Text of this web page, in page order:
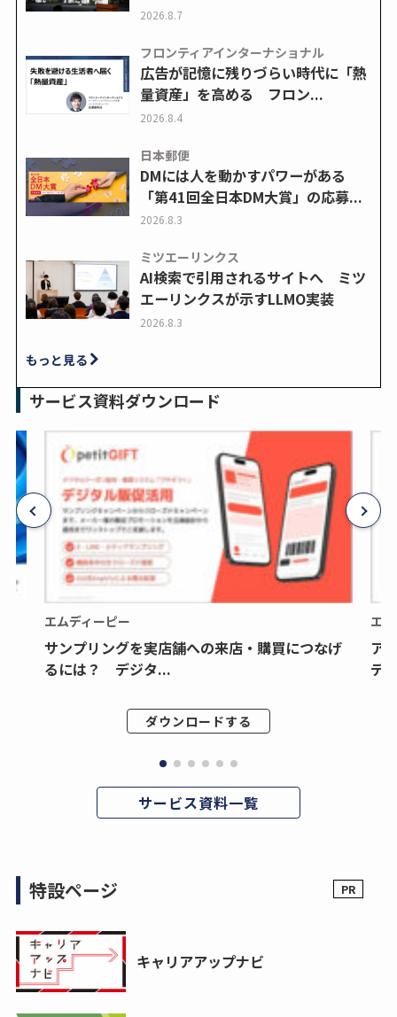
2026.8.7
フロンティアインターナショナル
広告が記憶に残りづらい時代に「熱
量資産」を高める フロン...
2026.8.4
日本郵便
DMには人を動かすパワーがある
「第41回全日本DM大賞」の応募...
2026.8.3
ミツエーリンクス
AI検索で引用されるサイトへ ミツ
エーリンクスが示すLLMO実装
2026.8.3
もっと見る
サービス資料ダウンロード
エムディーピー
サンプリングを実店舗への来店・購買につなげ
るには？ デジタ...
ダウンロードする
エ
ア
デ
サービス資料一覧
特設ページ
キャリアアップナビ